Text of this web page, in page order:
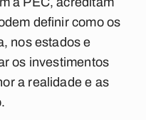
definir como os
nos estados e
os investimentos
a realidade e as